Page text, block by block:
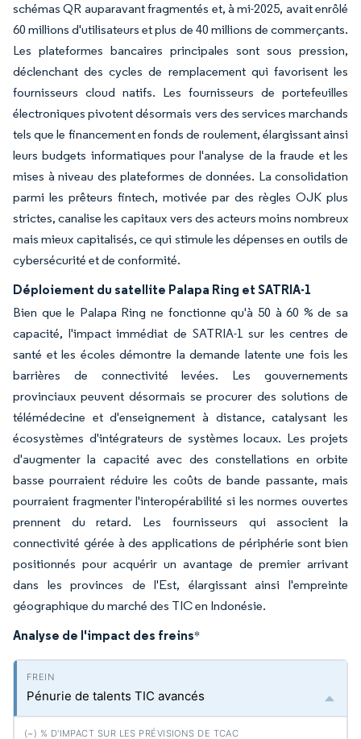
schémas QR auparavant fragmentés et, à mi-2025, avait enrôlé
60 millions d'utilisateurs et plus de 40 millions de commerçants.
Les plateformes bancaires principales sont sous pression,
déclenchant des cycles de remplacement qui favorisent les
fournisseurs cloud natifs. Les fournisseurs de portefeuilles
électroniques pivotent désormais vers des services marchands
tels que le financement en fonds de roulement, élargissant ainsi
leurs budgets informatiques pour l'analyse de la fraude et les
mises à niveau des plateformes de données. La consolidation
parmi les prêteurs fintech, motivée par des règles OJK plus
strictes, canalise les capitaux vers des acteurs moins nombreux
mais mieux capitalisés, ce qui stimule les dépenses en outils de
cybersécurité et de conformité.
Déploiement du satellite Palapa Ring et SATRIA-1
Bien que le Palapa Ring ne fonctionne qu'à 50 à 60 % de sa
capacité, l'impact immédiat de SATRIA-1 sur les centres de
santé et les écoles démontre la demande latente une fois les
barrières de connectivité levées. Les gouvernements
provinciaux peuvent désormais se procurer des solutions de
télémédecine et d'enseignement à distance, catalysant les
écosystèmes d'intégrateurs de systèmes locaux. Les projets
d'augmenter la capacité avec des constellations en orbite
basse pourraient réduire les coûts de bande passante, mais
pourraient fragmenter l'interopérabilité si les normes ouvertes
prennent du retard. Les fournisseurs qui associent la
connectivité gérée à des applications de périphérie sont bien
positionnés pour acquérir un avantage de premier arrivant
dans les provinces de l'Est, élargissant ainsi l'empreinte
géographique du marché des TIC en Indonésie.
Analyse de l'impact des freins*
Pénurie de talents TIC avancés